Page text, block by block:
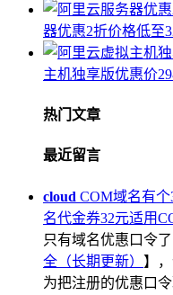
器优惠2折价格低至
主机独享版优惠价
热门文章
最近留言
cloud COM域名有
名代金券32元适用
只有域名优惠口令
全（长期更新） 】
为把注册的优惠口